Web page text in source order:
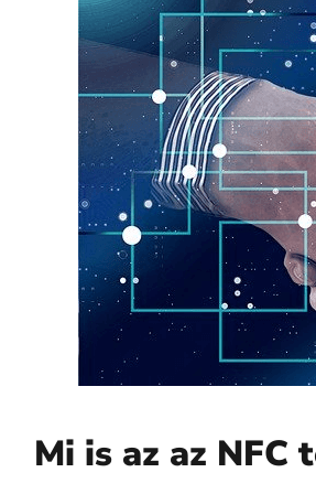
Mi is az az NFC